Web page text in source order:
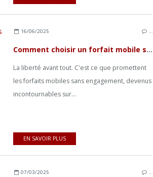
16/06/2025 …
Comment choisir un forfait mobile sans engagement ?
La liberté avant tout. C'est ce que promettent
les forfaits mobiles sans engagement, devenus
incontournables sur...
EN SAVOIR PLUS
07/03/2025 …